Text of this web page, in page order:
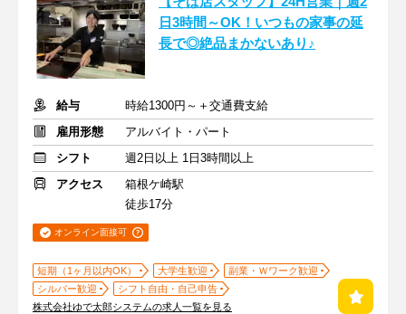
日3時間～OK！いつもの家事の延
長で◎絶品まかないあり♪
給与
時給1300円～＋交通費支給
雇用形態
アルバイト・パート
シフト
週2日以上 1日3時間以上
アクセス
箱根ケ崎駅
徒歩17分
オンライン面接可
短期（1ヶ月以内OK） 大学生歓迎
副業・Ｗワーク歓迎
シルバー歓迎
シフト自由・自己申告
株式会社ゆで太郎システムの求人一覧を見る